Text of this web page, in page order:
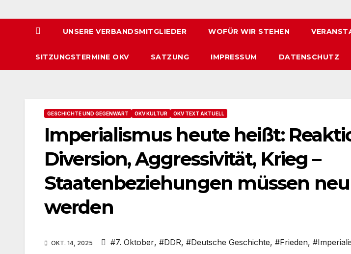
UNSERE VERBANDSMITGLIEDER WOFÜR WIR STEHEN
SITZUNGSTERMINE OKV SATZUNG IMPRESSUM DATENSCHUTZ
GESCHICHTE UND GEGENWART OKV KULTUR OKV TEXT AKTUELL
Imperialismus heute heißt:
Diversion, Aggressivität, Krieg –
Staatenbeziehungen müssen
werden
OKT. 14, 2025 #7. Oktober, #DDR, #Deutsche Geschichte, #Frieden,